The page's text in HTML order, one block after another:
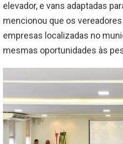
elevador, e vans adaptadas
mencionou que os
empresas localizadas no
mesmas oportunidades às